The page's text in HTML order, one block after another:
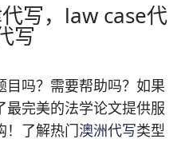
写，law case代
写
目吗？需要帮助吗？如果
最完美的法学论文提供服
！了解热门澳洲代写类型